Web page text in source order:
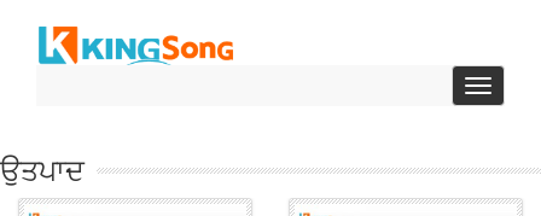
ਬਦਲੋ
ਨੇਵੀਗੇਸ਼ਨ
ਉਤਪਾਦ